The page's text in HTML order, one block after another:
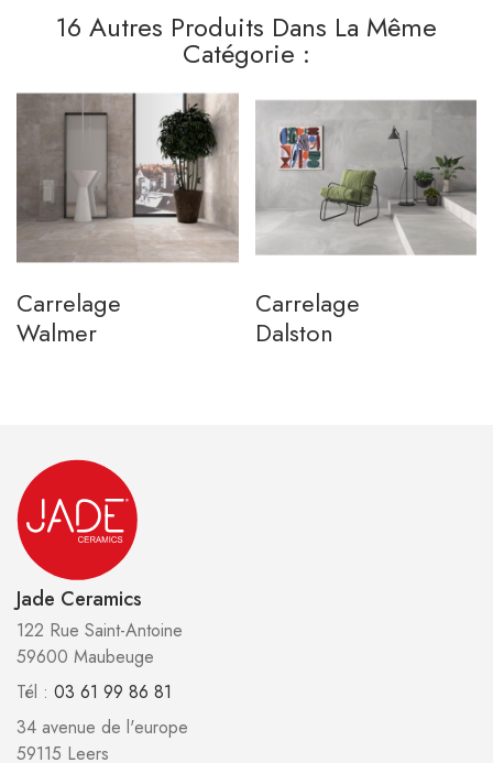
16 Autres Produits Dans La Même
Catégorie :
Carrelage
Walmer
Carrelage
Dalston
Jade Ceramics
122 Rue Saint-Antoine
59600 Maubeuge
Tél : 03 61 99 86 81
34 avenue de l'europe
59115 Leers